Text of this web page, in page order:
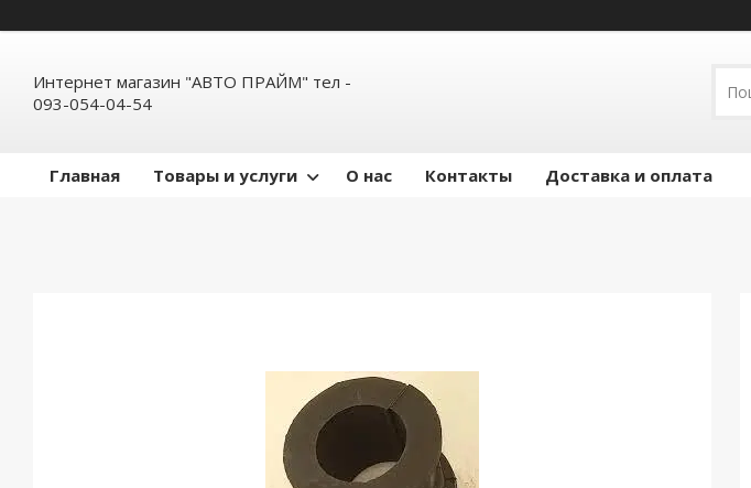
Интернет магазин "АВТО ПРАЙМ" тел -
093-054-04-54
Главная Товары и услуги О нас Контакты Доставка и оплата